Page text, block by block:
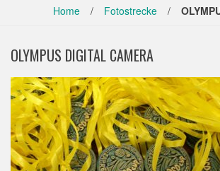
Home / Fotostrecke /
OLYMPUS DIGITAL CAMERA